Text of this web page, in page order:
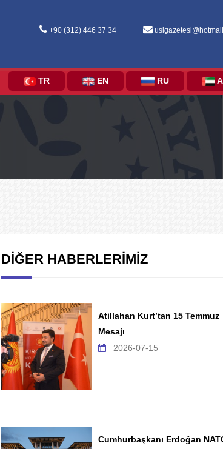
+90 (312) 446 37 34
TR EN RU
DİĞER HABERLERİMİZ
Atillahan Kurt’tan 15 Temmuz
Mesajı
2026-07-15
Cumhurbaşkanı Erdoğan